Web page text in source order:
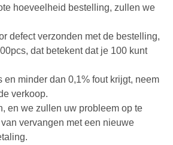
hoeveelheid bestelling, zullen we
defect verzonden met de bestelling,
dat betekent dat je 100 kunt
en minder dan 0,1% fout krijgt, neem
verkoop.
en we zullen uw probleem op te
vervangen met een nieuwe